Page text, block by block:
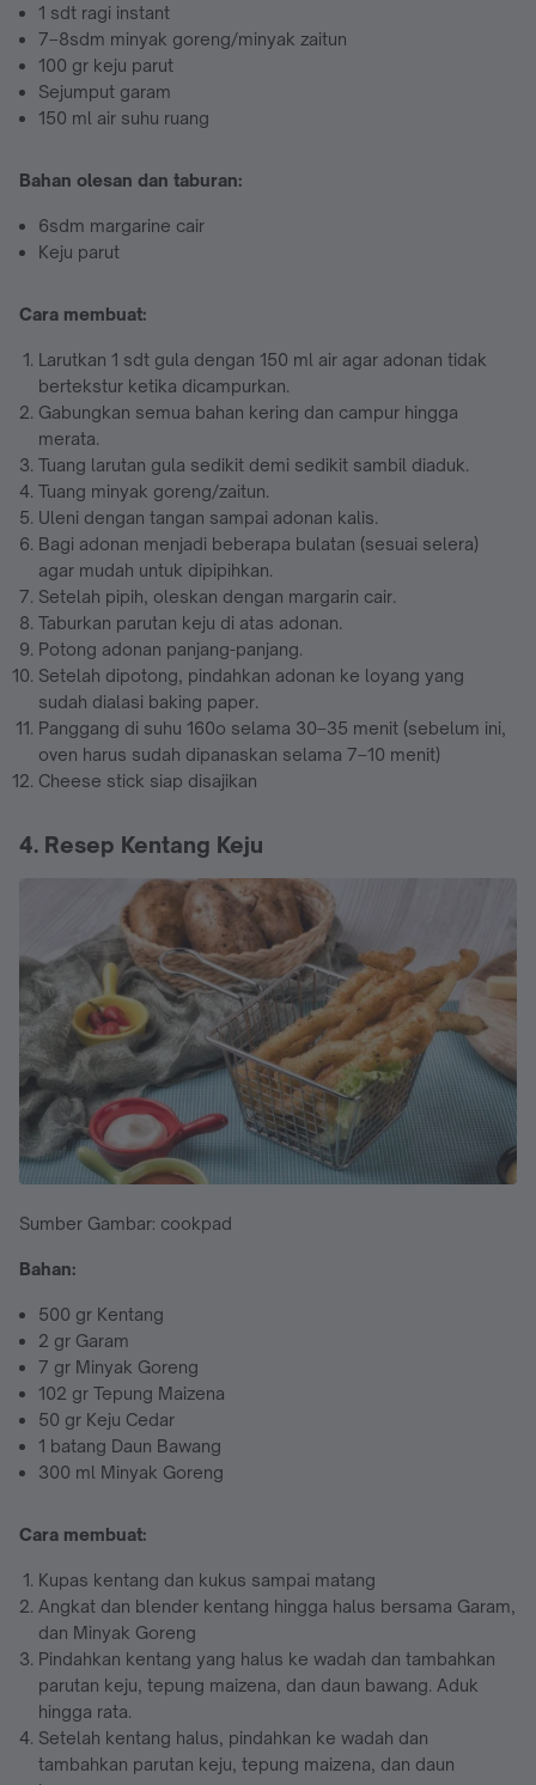
1 sdt ragi instant
7–8sdm minyak goreng/minyak zaitun
100 gr keju parut
Sejumput garam
150 ml air suhu ruang
Bahan olesan dan taburan:
6sdm margarine cair
Keju parut
Cara membuat:
Larutkan 1 sdt gula dengan 150 ml air agar adonan tidak
bertekstur ketika dicampurkan.
Gabungkan semua bahan kering dan campur hingga
merata.
Tuang larutan gula sedikit demi sedikit sambil diaduk.
Tuang minyak goreng/zaitun.
Uleni dengan tangan sampai adonan kalis.
Bagi adonan menjadi beberapa bulatan (sesuai selera)
agar mudah untuk dipipihkan.
Setelah pipih, oleskan dengan margarin cair.
Taburkan parutan keju di atas adonan.
Potong adonan panjang-panjang.
Setelah dipotong, pindahkan adonan ke loyang yang
sudah dialasi baking paper.
Panggang di suhu 160o selama 30–35 menit (sebelum ini,
oven harus sudah dipanaskan selama 7–10 menit)
Cheese stick siap disajikan
4. Resep Kentang Keju
Sumber Gambar: cookpad
Bahan:
500 gr Kentang
2 gr Garam
7 gr Minyak Goreng
102 gr Tepung Maizena
50 gr Keju Cedar
1 batang Daun Bawang
300 ml Minyak Goreng
Cara membuat:
Kupas kentang dan kukus sampai matang
Angkat dan blender kentang hingga halus bersama Garam,
dan Minyak Goreng
Pindahkan kentang yang halus ke wadah dan tambahkan
parutan keju, tepung maizena, dan daun bawang. Aduk
hingga rata.
Setelah kentang halus, pindahkan ke wadah dan
tambahkan parutan keju, tepung maizena, dan daun